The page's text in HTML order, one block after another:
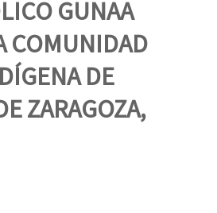
a Humanidade”
globales por la libertad de Jesús
GUNAA
COMUNIDAD
DE
ZARAGOZA,